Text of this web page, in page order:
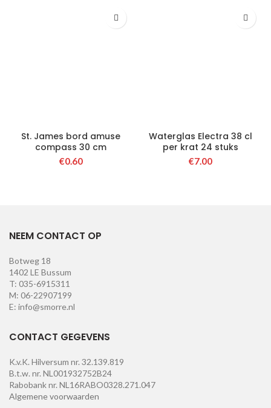
St. James bord amuse
compass 30 cm
€0.60
Waterglas Electra 38 cl
per krat 24 stuks
€7.00
NEEM CONTACT OP
Botweg 18
1402 LE Bussum
T: 035-6915311
M: 06-22907199
E: info@smorre.nl
CONTACT GEGEVENS
K.v.K. Hilversum nr. 32.139.819
B.t.w. nr. NL001932752B24
Rabobank nr. NL16RABO0328.271.047
Algemene voorwaarden